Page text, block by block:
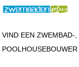
VIND EEN ZWEMBAD-